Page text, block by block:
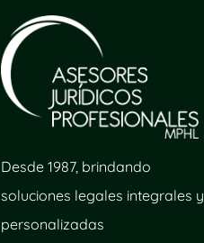
Desde 1987, brindando
soluciones legales integrales y
personalizadas